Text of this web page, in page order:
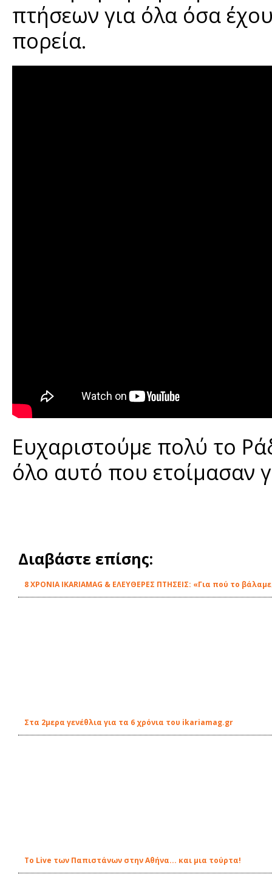
πτήσεων για όλα όσα
πορεία.
Ευχαριστούμε πολύ το
όλο αυτό που ετοίμασαν
Διαβάστε επίσης:
8 ΧΡΟΝΙΑ IKARIAMAG & ΕΛΕΥΘΕΡΕΣ ΠΤΗΣΕΙΣ: «Για πού το
Στα 2μερα γενέθλια για τα 6 χρόνια του ikariamag.gr
To Live των Παπιστάνων στην Αθήνα... και μια τούρτα!